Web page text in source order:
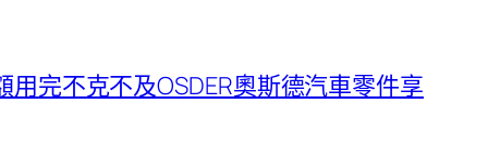
完不克不及OSDER奧斯德汽車零件享